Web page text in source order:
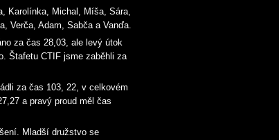
Karolínka, Michal, Míša, Sára,
Verča, Adam, Sabča a Vanďa.
za čas 28,03, ale levý útok
Štafetu CTIF jsme zaběhli za
za čas 103, 22, v celkovém
a pravý proud měl čas
Mladší družstvo se